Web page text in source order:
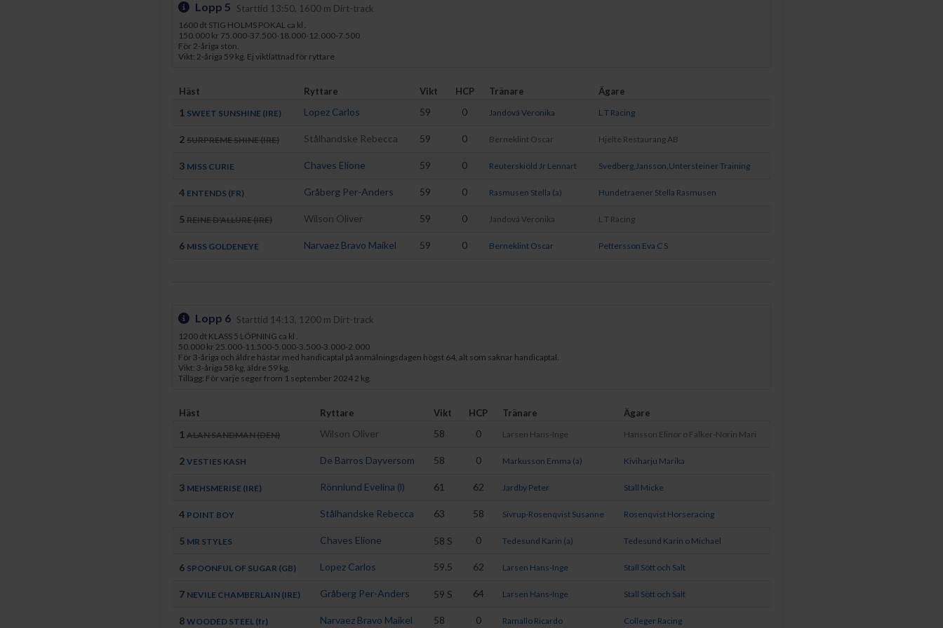
Lopp 5 Starttid 13:50, 1600 m Dirt-track
1600 dt STIG HOLMS POKAL ca kl .
150.000 kr 75.000-37.500-18.000-12.000-7.500
För 2-åriga ston.
Vikt: 2-åriga 59 kg. Ej viktlättnad för ryttare
Häst Ryttare Vikt HCP Tränare Ägare
1 SWEET SUNSHINE (IRE) Lopez Carlos 59 0 Jandová Veronika L T Racing
2 SURPREME SHINE (IRE) Stålhandske Rebecca 59 0 Berneklint Oscar Hjelte Restaurang AB
3 MISS CURIE Chaves Elione 59 0 Reuterskiöld Jr Lennart Svedberg,Jansson,Untersteiner Training
4 ENTENDS (FR) Gråberg Per-Anders 59 0 Rasmusen Stella (a) Hundetraener Stella Rasmusen
5 REINE D'ALLURE (IRE) Wilson Oliver 59 0 Jandová Veronika L T Racing
6 MISS GOLDENEYE Narvaez Bravo Maikel 59 0 Berneklint Oscar Pettersson Eva C S
Lopp 6 Starttid 14:13, 1200 m Dirt-track
1200 dt KLASS 5 LÖPNING ca kl .
50.000 kr 25.000-11.500-5.000-3.500-3.000-2.000
För 3-åriga och äldre hästar med handicaptal på anmälningsdagen högst 64, alt som saknar handicaptal.
Vikt: 3-åriga 58 kg, äldre 59 kg.
Tillägg: För varje seger from 1 september 2024 2 kg.
Häst Ryttare Vikt HCP Tränare Ägare
1 ALAN SANDMAN (DEN) Wilson Oliver 58 0 Larsen Hans-Inge Hansson Elinor o Falker-Norin Mari
2 VESTIES KASH De Barros Dayversom 58 0 Markusson Emma (a) Kiviharju Marika
3 MEHSMERISE (IRE) Rönnlund Evelina (l) 61 62 Jardby Peter Stall Micke
4 POINT BOY Stålhandske Rebecca 63 58 Sivrup-Rosenqvist Susanne Rosenqvist Horseracing
5 MR STYLES Chaves Elione 58 S 0 Tedesund Karin (a) Tedesund Karin o Michael
6 SPOONFUL OF SUGAR (GB) Lopez Carlos 59.5 62 Larsen Hans-Inge Stall Sött och Salt
7 NEVILE CHAMBERLAIN (IRE) Gråberg Per-Anders 59 S 64 Larsen Hans-Inge Stall Sött och Salt
8 WOODED STEEL (fr) Narvaez Bravo Maikel 58 0 Ramallo Ricardo Colleger Racing